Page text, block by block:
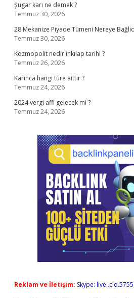
Şugar karı ne demek ?
Temmuz 30, 2026
28 Mekanize Piyade Tümeni Nereye
Temmuz 30, 2026
Kozmopolit nedir inkılap tarihi ?
Temmuz 26, 2026
Karınca hangi türe aittir ?
Temmuz 24, 2026
2024 vergi affı gelecek mi ?
Temmuz 24, 2026
Reklam ve İletişim: Skype: